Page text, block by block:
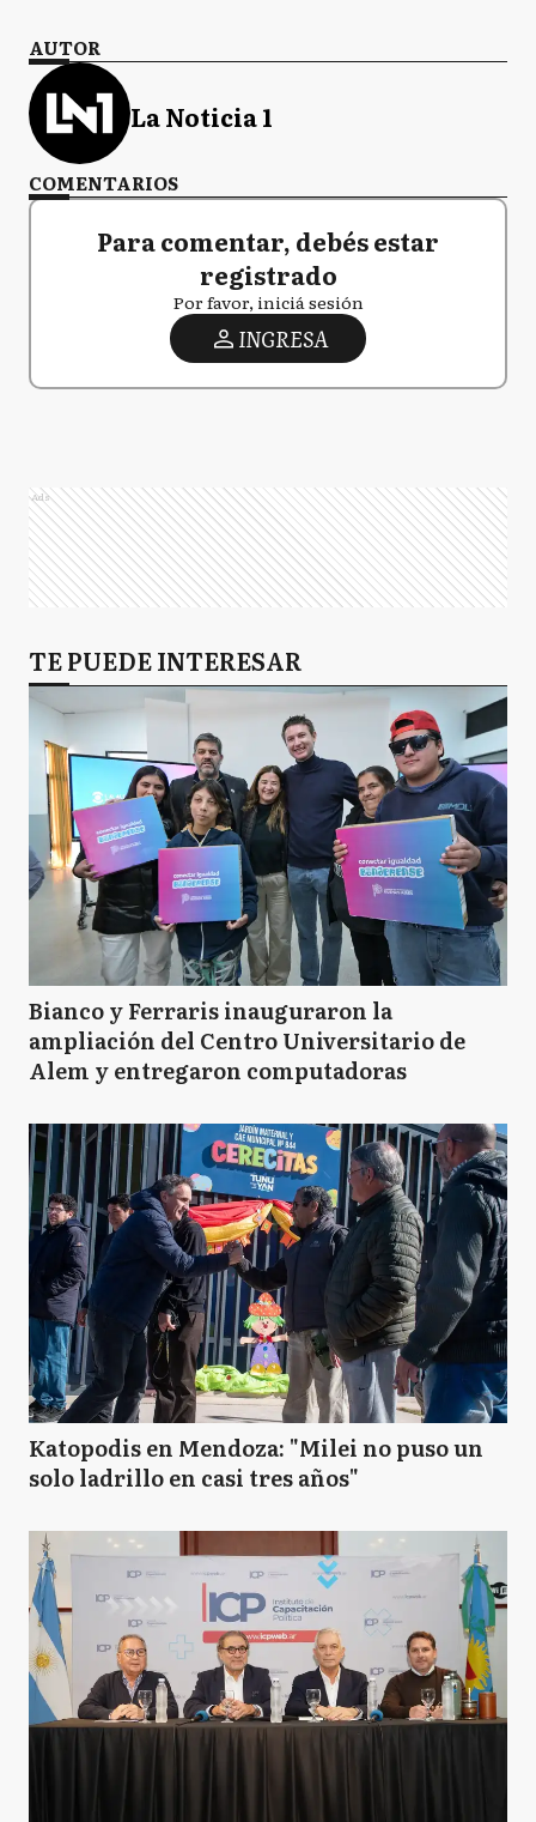
AUTOR
La Noticia 1
COMENTARIOS
Para comentar, debés estar
registrado
Por favor, iniciá sesión
INGRESA
Ads
TE PUEDE INTERESAR
Bianco y Ferraris inauguraron la
ampliación del Centro Universitario de
Alem y entregaron computadoras
Katopodis en Mendoza: "Milei no puso un
solo ladrillo en casi tres años"